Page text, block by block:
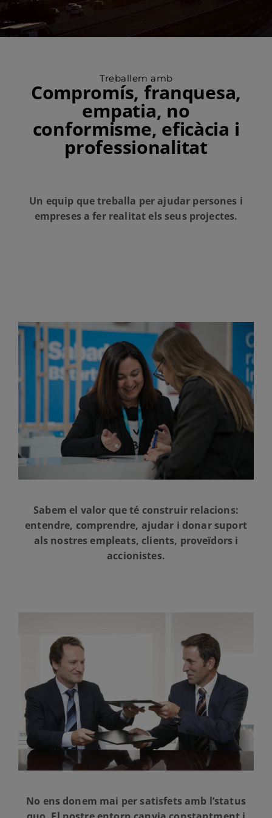
Treballem amb
Compromís, franquesa,
empatia, no
conformisme, eficàcia i
professionalitat
Un equip que treballa per ajudar persones i
empreses a fer realitat els seus projectes.
Sabem el valor que té construir relacions:
entendre, comprendre, ajudar i donar suport
als nostres empleats, clients, proveïdors i
accionistes.
No ens donem mai per satisfets amb l’status